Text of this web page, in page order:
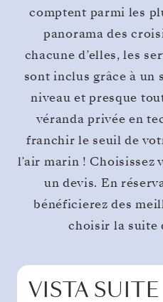
comptent parmi les
panorama des
chacune d’elles, les
sont inclus grâce à un
niveau et presque
véranda privée en
franchir le seuil de
l’air marin ! Choisissez
un devis. En
bénéficierez des
choisir la suite
VISTA SUITE